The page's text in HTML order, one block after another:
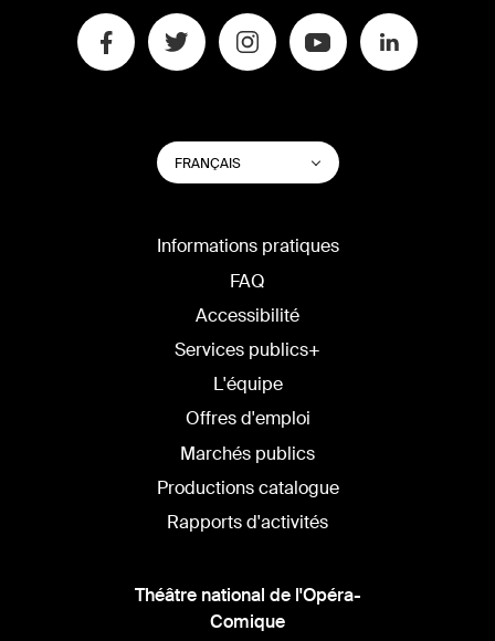
CHANGER
LA
LANGUE
FRANÇAIS Lister les actions
Informations pratiques
FAQ
Accessibilité
Services publics+
L'équipe
Offres d'emploi
Marchés publics
Productions catalogue
Rapports d'activités
Théâtre national de l'Opéra-
Comique